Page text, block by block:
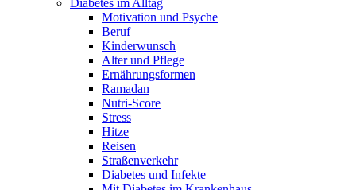
Motivation und Psyche
Beruf
Kinderwunsch
Alter und Pflege
Ernährungsformen
Ramadan
Nutri-Score
Stress
Hitze
Reisen
Straßenverkehr
Diabetes und Infekte